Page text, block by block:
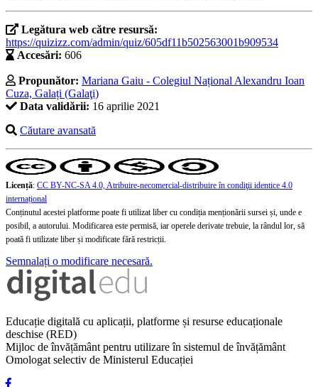
Legătura web către resursă:
https://quizizz.com/admin/quiz/605df11b502563001b909534
Accesări: 606
Propunător: Mariana Gaiu - Colegiul Național Alexandru Ioan
Cuza, Galați (Galaţi)
Data validării: 16 aprilie 2021
Căutare avansată
Licență: CC BY-NC-SA 4.0, Atribuire-necomercial-distribuire în condiţii identice 4.0
internațional
Conținutul acestei platforme poate fi utilizat liber cu condiția menționării sursei și, unde e
posibil, a autorului. Modificarea este permisă, iar operele derivate trebuie, la rândul lor, să
poată fi utilizate liber și modificate fără restricții.
Semnalați o modificare necesară.
Educație digitală cu aplicații, platforme și resurse educaționale
deschise (RED)
Mijloc de învățământ pentru utilizare în sistemul de învățământ
Omologat selectiv de Ministerul Educației